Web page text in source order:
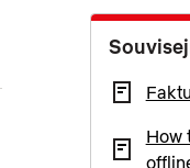
How